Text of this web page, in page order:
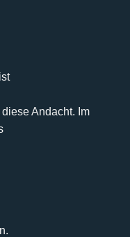
Andacht. Im